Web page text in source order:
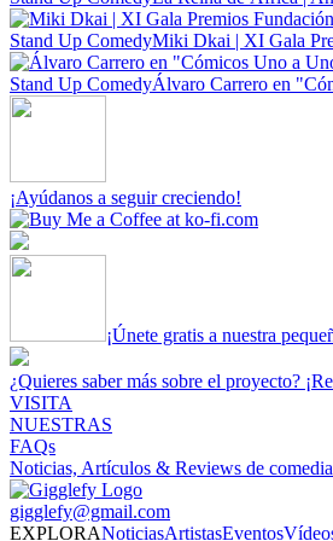
Stand Up ComedyMiki Dkai | XI Gala
Stand Up ComedyÁlvaro Carrero en
¡Ayúdanos a seguir creciendo!
¡Únete gratis a nuestra
¿Quieres saber más sobre el proyecto?
VISITA
NUESTRAS
FAQs
Noticias, Artículos & Reviews de
gigglefy@gmail.com
EXPLORANoticiasArtistasEventos